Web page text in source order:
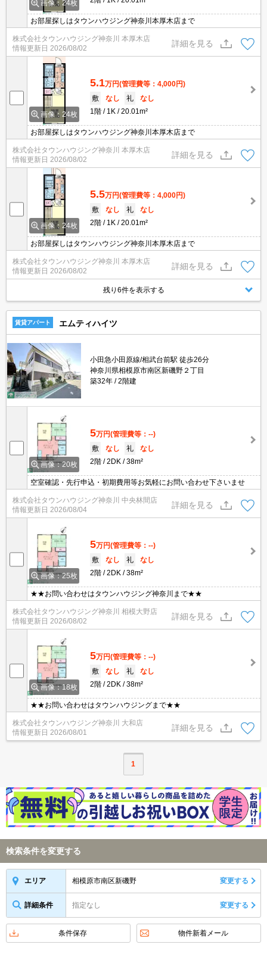
画像：24枚
お部屋探しはタウンハウジング神奈川本厚木店まで
株式会社タウンハウジング神奈川 本厚木店
情報更新日 2026/08/02
詳細を見る
画像：24枚
5.1万円(管理費等：4,000円)
敷
なし 礼
なし
1階
1K 20.01m²
お部屋探しはタウンハウジング神奈川本厚木店まで
株式会社タウンハウジング神奈川 本厚木店
情報更新日 2026/08/02
詳細を見る
画像：24枚
5.5万円(管理費等：4,000円)
敷
なし 礼
なし
2階
1K 20.01m²
お部屋探しはタウンハウジング神奈川本厚木店まで
株式会社タウンハウジング神奈川 本厚木店
情報更新日 2026/08/02
詳細を見る
残り6件を表示する
賃貸アパート エムティハイツ
小田急小田原線/相武台前駅 徒歩26分
神奈川県相模原市南区新磯野２丁目
築32年
2階建
画像：20枚
5万円(管理費等：--)
敷
なし 礼
なし
2階
2DK 38m²
空室確認・先行申込・初期費用等お気軽にお問い合わせ下さいませ
株式会社タウンハウジング神奈川 中央林間店
情報更新日 2026/08/04
詳細を見る
画像：25枚
5万円(管理費等：--)
敷
なし 礼
なし
2階
2DK 38m²
★★お問い合わせはタウンハウジング神奈川まで★★
株式会社タウンハウジング神奈川 相模大野店
情報更新日 2026/08/02
詳細を見る
画像：18枚
5万円(管理費等：--)
敷
なし 礼
なし
2階
2DK 38m²
★★お問い合わせはタウンハウジングまで★★
株式会社タウンハウジング神奈川 大和店
情報更新日 2026/08/01
詳細を見る
1
検索条件を変更する
エリア 相模原市南区新磯野 変更する
詳細条件 指定なし 変更する
条件保存 物件新着メール